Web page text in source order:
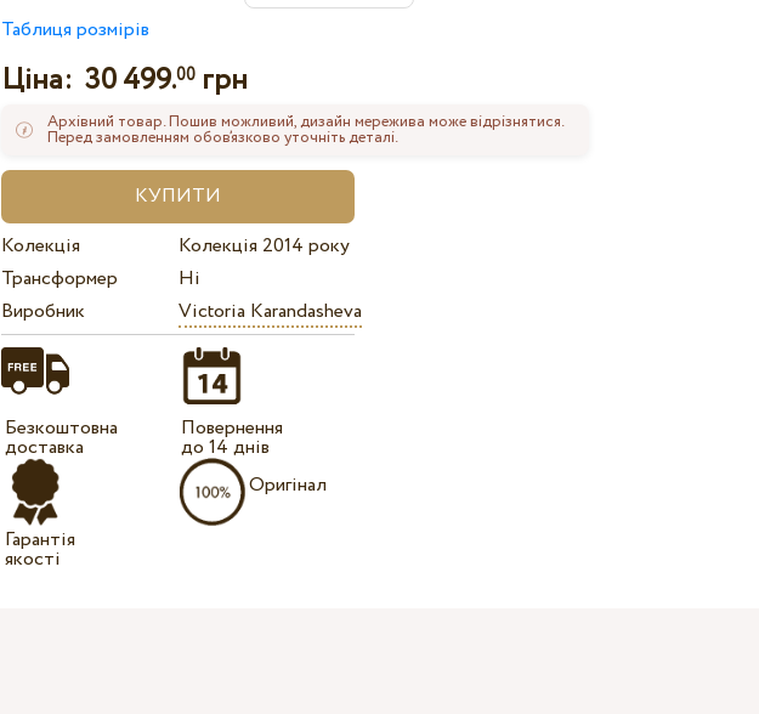
Таблиця розмірів
Ціна:30 499.00 грн
Архівний товар. Пошив можливий, дизайн мережива може відрізнятися.
Перед замовленням обов’язково уточніть деталі.
Колекція
Колекція 2014 року
Трансформер
Ні
Виробник
Victoria Karandasheva
Безкоштовна
доставка
Гарантія
якості
Повернення
до 14 днів
Оригінал